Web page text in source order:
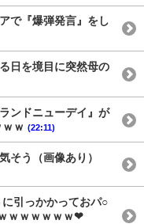
で『爆弾発言』をし
日を境目に突然母の
ンドニューデイ』が
ｗ (22:11)
そう（画像あり）
に引っかかっておパ○
ｗｗｗｗｗｗ❤